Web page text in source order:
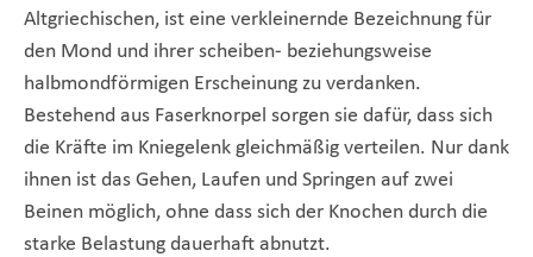
Altgriechischen, ist eine verkleinernde Bezeichnung für
den Mond und ihrer scheiben- beziehungsweise
halbmondförmigen Erscheinung zu verdanken.
Bestehend aus Faserknorpel sorgen sie dafür, dass sich
die Kräfte im Kniegelenk gleichmäßig verteilen. Nur dank
ihnen ist das Gehen, Laufen und Springen auf zwei
Beinen möglich, ohne dass sich der Knochen durch die
starke Belastung dauerhaft abnutzt.